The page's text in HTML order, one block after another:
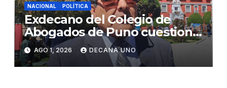
NACIONAL POLÍTICA
Exdecano del Colegio de
Abogados de Puno cuestiona
propuestas sobre seguridad
ciudadana
AGO 1, 2026 DECANA UNO